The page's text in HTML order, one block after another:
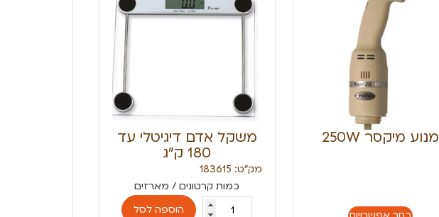
מנוע מיקסר 250W
משקל אדם דיגיטלי עד
180 ק”ג
מק״ט: 183615
הוספה לסל